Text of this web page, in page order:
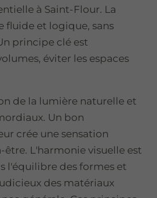
à Saint-Flour. La
fluide et logique, sans
principe clé est
éviter les espaces
de la lumière naturelle et
Un bon
crée une sensation
être. L'harmonie visuelle est
l'équilibre des formes et
des matériaux